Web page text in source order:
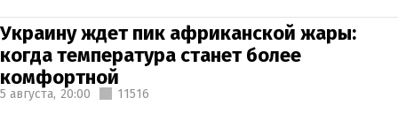
Украину ждет пик африканской жары:
когда температура станет более
комфортной
5 августа, 20:00 11516